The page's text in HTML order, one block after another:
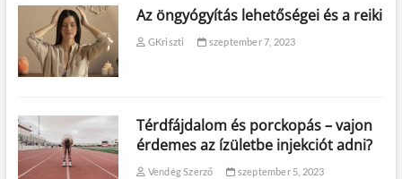
Az öngyógyítás lehetőségei és a reiki
GKriszti szeptember 7, 2023
Térdfájdalom és porckopás – vajon
érdemes az ízületbe injekciót adni?
Vendég Szerző szeptember 5, 2023